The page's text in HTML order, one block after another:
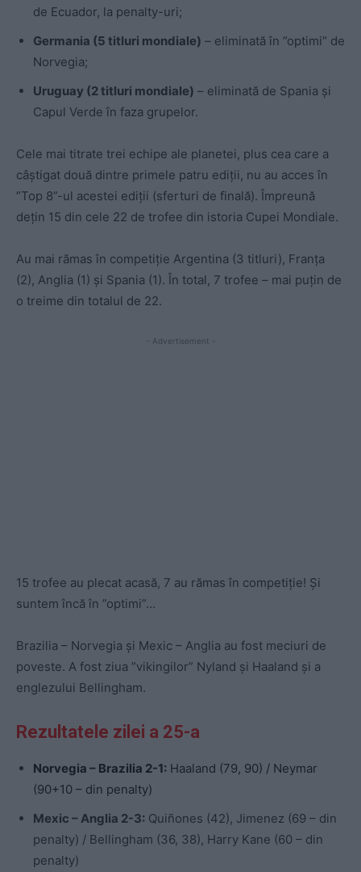
de Ecuador, la penalty-uri;
Germania (5 titluri mondiale) – eliminată în ”optimi” de
Norvegia;
Uruguay (2 titluri mondiale) – eliminată de Spania și
Capul Verde în faza grupelor.
Cele mai titrate trei echipe ale planetei, plus cea care a
câștigat două dintre primele patru ediții, nu au acces în
”Top 8”-ul acestei ediții (sferturi de finală). Împreună
dețin 15 din cele 22 de trofee din istoria Cupei Mondiale.
Au mai rămas în competiție Argentina (3 titluri), Franța
(2), Anglia (1) și Spania (1). În total, 7 trofee – mai puțin de
o treime din totalul de 22.
- Advertisement -
15 trofee au plecat acasă, 7 au rămas în competiție! Și
suntem încă în ”optimi”…
Brazilia – Norvegia și Mexic – Anglia au fost meciuri de
poveste. A fost ziua ”vikingilor” Nyland și Haaland și a
englezului Bellingham.
Rezultatele zilei a 25-a
Norvegia – Brazilia 2-1: Haaland (79, 90) / Neymar
(90+10 – din penalty)
Mexic – Anglia 2-3: Quiñones (42), Jimenez (69 – din
penalty) / Bellingham (36, 38), Harry Kane (60 – din
penalty)